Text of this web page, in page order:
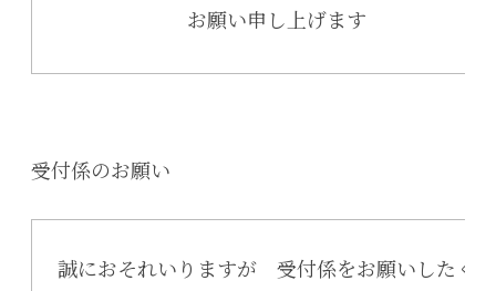
お願い申し上げます
受付係のお願い
誠におそれいりますが 受付係をお願いしたく